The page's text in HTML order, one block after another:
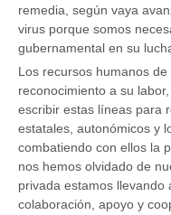
remedia, según vaya
virus porque somos
gubernamental en su
Los recursos humanos
reconocimiento a su
escribir estas líneas para
estatales, autonómicos y
combatiendo con ellos la
nos hemos olvidado de
privada estamos llevando
colaboración, apoyo y